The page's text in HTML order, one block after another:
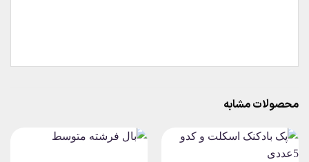
محصولات مشابه